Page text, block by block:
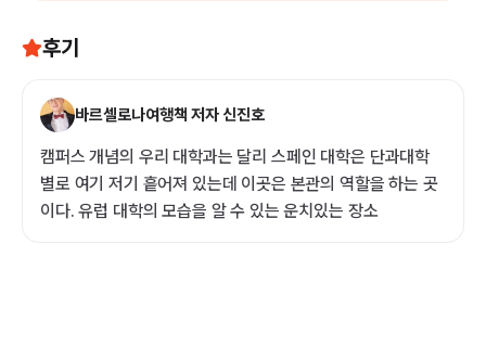
후기
바르셀로나여행책 저자 신진호
캠퍼스 개념의 우리 대학과는 달리 스페인 대학은 단과대학
별로 여기 저기 흩어져 있는데 이곳은 본관의 역할을 하는 곳
이다. 유럽 대학의 모습을 알 수 있는 운치있는 장소